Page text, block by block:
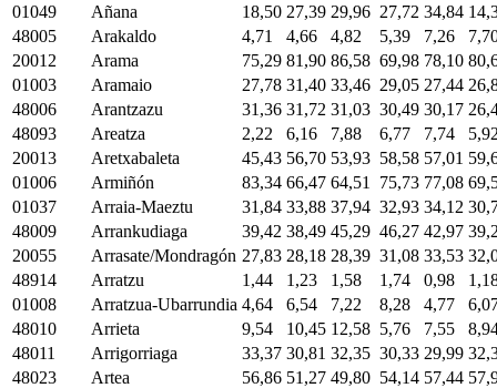
01049
Añana 18,50 27,39 29,96 27,72 34,84
48005
Arakaldo 4,71 4,66 4,82 5,39 7,26
20012
Arama 75,29 81,90 86,58 69,98 78,10
01003
Aramaio 27,78 31,40 33,46 29,05 27,44
48006
Arantzazu 31,36 31,72 31,03 30,49 30,17
48093
Areatza 2,22 6,16 7,88 6,77 7,74
20013
Aretxabaleta 45,43 56,70 53,93 58,58 57,01
01006
Armiñón 83,34 66,47 64,51 75,73 77,08
01037
Arraia-Maeztu 31,84 33,88 37,94 32,93 34,12
48009
Arrankudiaga 39,42 38,49 45,29 46,27 42,97
20055
Arrasate/Mondragón 27,83 28,18 28,39 31,08 33,53
48914
Arratzu 1,44 1,23 1,58 1,74 0,98
01008
Arratzua-Ubarrundia 4,64 6,54 7,22 8,28 4,77
48010
Arrieta 9,54 10,45 12,58 5,76 7,55
48011
Arrigorriaga 33,37 30,81 32,35 30,33 29,99
48023
Artea 56,86 51,27 49,80 54,14 57,44